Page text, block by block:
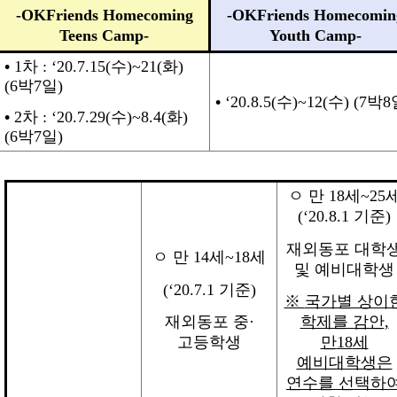
-OKFriends Homecoming
Teens Camp-
-OKFriends
Youth Camp-
• 1 차 : ‘20.7.15(수)~21(화)
(6박7일)
• 2차 : ‘20.7.29(수)~8.4(화)
(6박7일)
• ‘20.8.5(수)~12(수) (7박8
ㅇ 만 14세 ~18세
(‘20.7.1 기준)
재외동포 중·
고등학생
ㅇ 만 18세 ~25세
(‘20.8.1 기준)
재외동포 대학
및 예비대학생
※ 국가별 상이
학제를 감안,
만18세
예비대학생은
연수를 선택하